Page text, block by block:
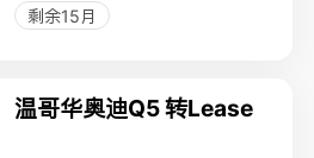
剩余15月
温哥华奥迪Q5 转Lease